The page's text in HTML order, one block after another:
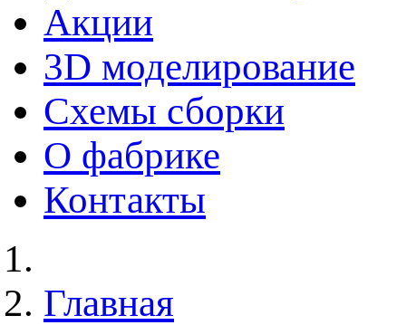
Акции
3D моделирование
Схемы сборки
О фабрике
Контакты
Главная